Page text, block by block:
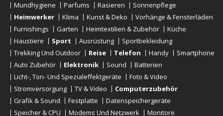
Mundhygiene
Parfums Rasieren
Sonnenpflege
Heimwerker
Klima Kunst & Deko
Vorhänge & Fensterläden
Furnishings
Garten Heimtextilien & Zubehör
Küche
Haustiere
Sport Ausrüstung
Sportbekleidung
Trekking Und Outdoor
Reise Telefon Handy
Smartphone
Auto Zubehör
Elektronik Sound
Batterien
Licht-, Ton- Und Spezialeffektgeräte
Foto & Video
Stromversorgung
TV & Video
Computerzubehör
Grafik & Sound
Festplatte
Datenspeichergeräte
Speicher & CPU
Modems Und Netzwerk Monitore